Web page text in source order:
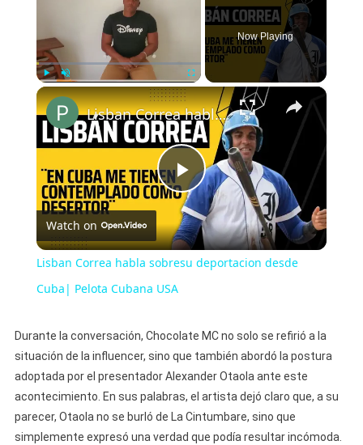
Now Playing
×
Play
Video
Lisban Correa habla sobresu deportacion desde Cuba| Pelota Cubana USA
Watch on
Lisban Correa habla sobresu deportacion desde
Cuba| Pelota Cubana USA
Durante la conversación, Chocolate MC no solo se refirió a la
situación de la influencer, sino que también abordó la postura
adoptada por el presentador Alexander Otaola ante este
acontecimiento. En sus palabras, el artista dejó claro que, a su
parecer, Otaola no se burló de La Cintumbare, sino que
simplemente expresó una verdad que podía resultar incómoda.